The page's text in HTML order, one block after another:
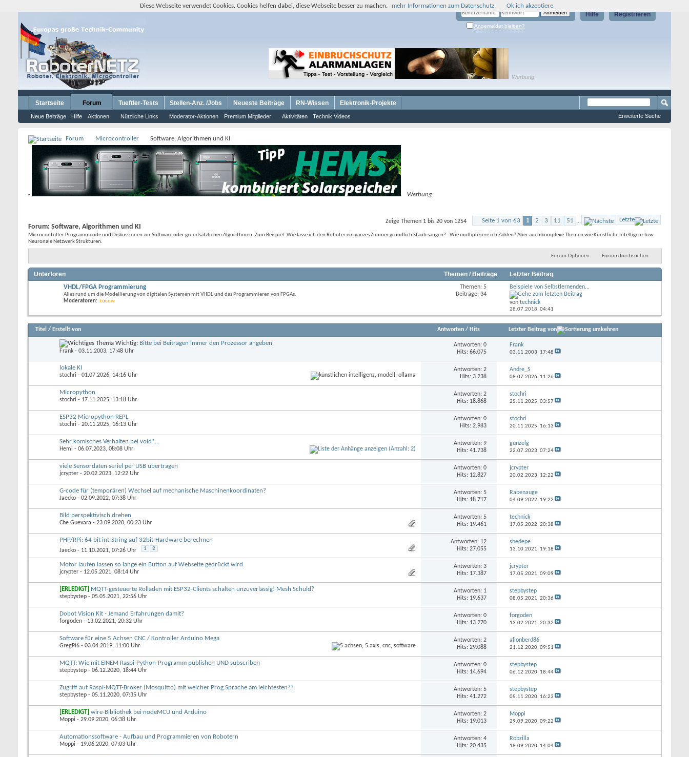
Registrieren
Hilfe
Angemeldet bleiben?
Werbung
Startseite Forum
Neue Beiträge Hilfe Aktionen Nützliche Links Moderator-Aktionen Premium Mitglieder Aktivitäten Technik Videos
Tueftler-Tests Stellen-Anz. /Jobs Neueste Beiträge RN-Wissen Elektronik-Projekte
Erweiterte Suche
Forum Microcontroller Software, Algorithmen und KI
- Werbung
Seite 1 von 63 1 2 3 11 51 ... Letzte
Zeige Themen 1 bis 20 von 1254
Forum: Software, Algorithmen und KI
Microcontoller-Programmcode und Diskussionen zur Software oder grundsätzlichen Algorithmen. Zum Beispiel: Wie lasse ich den Roboter ein ganzes Zimmer gründlich Staub saugen? - Wie multipliziere ich Zahlen? Aber auch komplexe Themen wie Künstliche Intelligenz bzw
Neuronale Netzwerk Strukturen.
Forum-Optionen Forum durchsuchen
Unterforen Themen / Beiträge Letzter Beitrag
VHDL/FPGA Programmierung
Alles rund um die Modellierung von digitalen Systemen mit VHDL und das Programmieren von FPGAs.
Moderatoren: tucow
Themen: 5
Beiträge: 34
Beispiele von Selbstlernenden...
von technick
28.07.2018, 04:41
Titel / Erstellt von Antworten/ Hits Letzter Beitrag von
Wichtig: Bitte bei Beiträgen immer den Prozessor angeben
Frank - 03.11.2003, 17:48 Uhr
Antworten: 0
Hits: 66.075
Frank
03.11.2003, 17:48
lokale KI
stochri - 01.07.2026, 14:16 Uhr
Antworten: 2
Hits: 3.238
Andre_S
08.07.2026, 11:26
Micropython
stochri - 17.11.2025, 13:18 Uhr
Antworten: 2
Hits: 18.868
stochri
25.11.2025, 03:57
ESP32 Micropython REPL
stochri - 20.11.2025, 16:13 Uhr
Antworten: 0
Hits: 2.983
stochri
20.11.2025, 16:13
Sehr komisches Verhalten bei void*...
Hemi - 06.07.2023, 08:08 Uhr
Antworten: 9
Hits: 41.738
gunzelg
22.07.2023, 07:24
viele Sensordaten seriel per USB übertragen
jcrypter - 20.02.2023, 12:22 Uhr
Antworten: 0
Hits: 12.827
jcrypter
20.02.2023, 12:22
G-code für (temporären) Wechsel auf mechanische Maschinenkoordinaten?
Jaecko - 02.09.2022, 07:38 Uhr
Antworten: 5
Hits: 18.717
Rabenauge
04.09.2022, 19:22
Bild perspektivisch drehen
Che Guevara - 23.09.2020, 00:23 Uhr
Antworten: 5
Hits: 19.461
technick
17.05.2022, 20:38
PHP/RPi: 64 bit int-String auf 32bit-Hardware berechnen
Jaecko - 11.10.2021, 07:26 Uhr 1 2
Antworten: 12
Hits: 27.055
shedepe
13.10.2021, 19:18
Motor laufen lassen so lange ein Button auf Webseite gedrückt wird
jcrypter - 12.05.2021, 08:14 Uhr
Antworten: 3
Hits: 17.387
jcrypter
17.05.2021, 09:09
[ERLEDIGT] MQTT-gesteuerte Rolläden mit ESP32-Clients schalten unzuverlässig! Mesh Schuld?
stepbystep - 05.05.2021, 22:56 Uhr
Antworten: 1
Hits: 19.637
stepbystep
08.05.2021, 20:36
Dobot Vision Kit - Jemand Erfahrungen damit?
forgoden - 13.02.2021, 20:32 Uhr
Antworten: 0
Hits: 13.270
forgoden
13.02.2021, 20:32
Software für eine 5 Achsen CNC / Kontroller Arduino Mega
GregPi6 - 03.04.2019, 11:00 Uhr
Antworten: 2
Hits: 29.088
alionberd86
21.12.2020, 09:51
MQTT: Wie mit EINEM Raspi-Python-Programm publishen UND subscriben
stepbystep - 06.12.2020, 18:44 Uhr
Antworten: 0
Hits: 14.694
stepbystep
06.12.2020, 18:44
Zugriff auf Raspi-MQTT-Broker (Mosquitto) mit welcher Prog.Sprache am leichtesten??
stepbystep - 05.11.2020, 07:35 Uhr
Antworten: 5
Hits: 41.272
stepbystep
05.11.2020, 16:23
[ERLEDIGT] wire-Bibliothek bei nodeMCU und Arduino
Moppi - 29.09.2020, 06:38 Uhr
Antworten: 2
Hits: 19.013
Moppi
29.09.2020, 09:22
Automationssoftware - Aufbau und Programmieren von Robotern
Moppi - 19.06.2020, 07:03 Uhr
Antworten: 4
Hits: 20.435
Robzilla
18.09.2020, 14:04
Diese Webseite verwendet Cookies. Cookies helfen dabei, diese Webseite besser zu machen. mehr Informationen zum Datenschutz Ok ich akzeptiere